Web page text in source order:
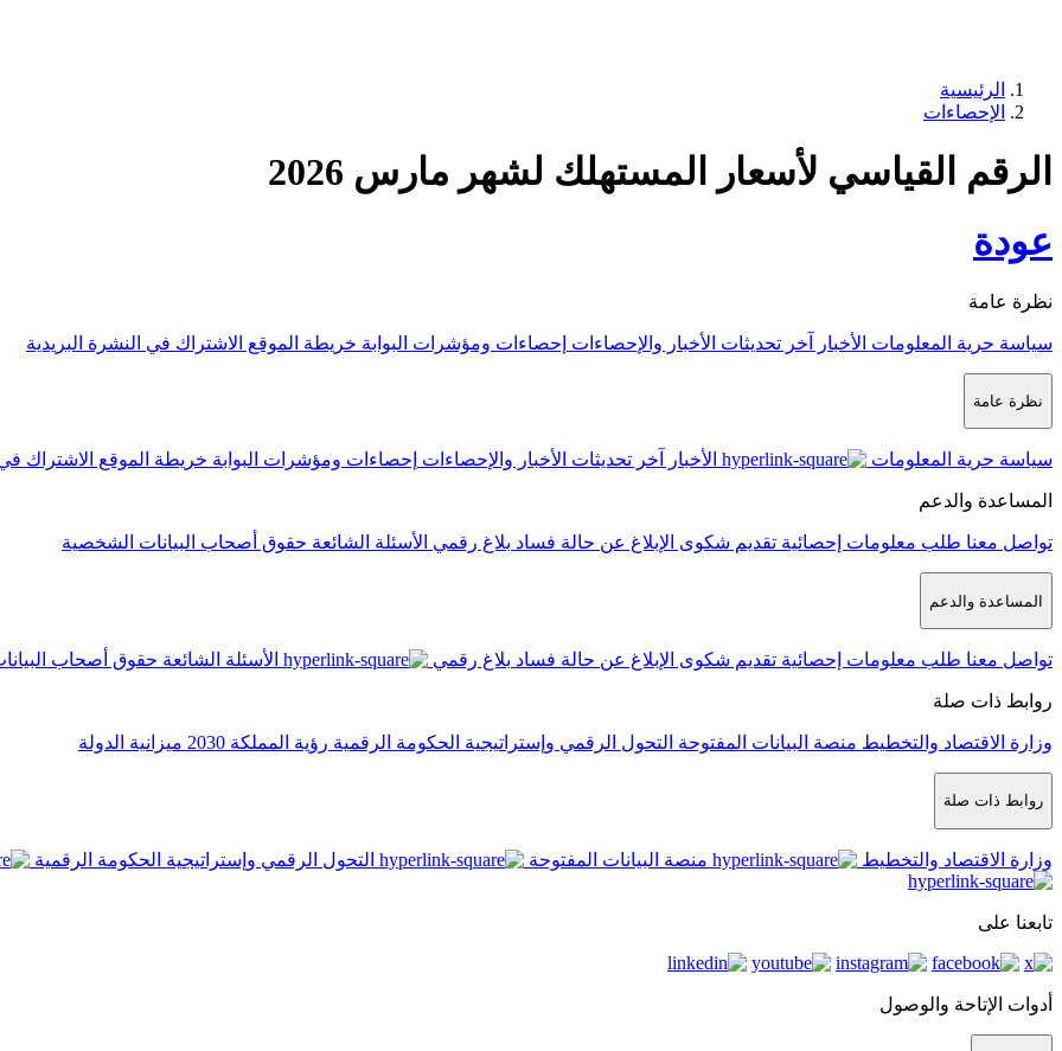
الرئيسية
الإحصاءات
الرقم القياسي لأسعار المستهلك لشهر مارس 2026
عودة
نظرة عامة
سياسة حرية المعلومات الأخبار آخر تحديثات الأخبار والإحصاءات إحصاءات ومؤشرات البوابة خريطة الموقع الاشتراك في النشرة البريدية
نظرة عامة
سياسة حرية المعلومات الأخبار آخر تحديثات الأخبار والإحصاءات إحصاءات ومؤشرات البوابة خريطة الموقع الاشتراك
المساعدة والدعم
تواصل معنا طلب معلومات إحصائية تقديم شكوى الإبلاغ عن حالة فساد بلاغ رقمي الأسئلة الشائعة حقوق أصحاب البيانات الشخصية
المساعدة والدعم
تواصل معنا طلب معلومات إحصائية تقديم شكوى الإبلاغ عن حالة فساد بلاغ رقمي الأسئلة الشائعة حقوق أصحاب
روابط ذات صلة
وزارة الاقتصاد والتخطيط منصة البيانات المفتوحة التحول الرقمي وإستراتيجية الحكومة الرقمية رؤية المملكة 2030 ميزانية الدولة
روابط ذات صلة
وزارة الاقتصاد والتخطيط منصة البيانات المفتوحة التحول الرقمي وإستراتيجية الحكومة الرقمية
تابعنا على
أدوات الإتاحة والوصول